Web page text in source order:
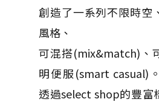
創造了一系列不限時空
風格、
可混搭(mix&match)、
明便服(smart casual)
透過select shop的豐富